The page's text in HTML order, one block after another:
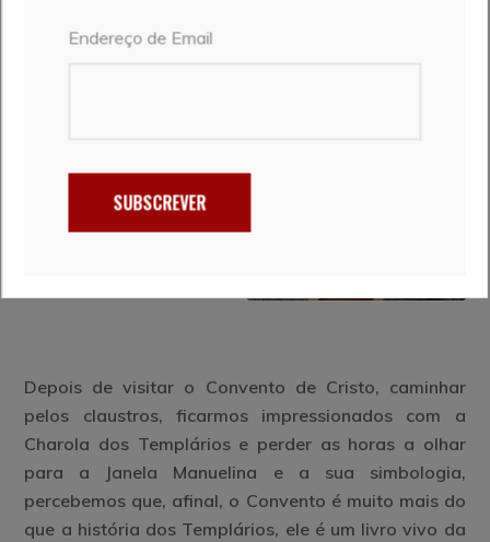
arquitetónicos, tornam o Convento uma “peça única”
Depois de visitar o Convento de Cristo, caminhar
pelos claustros, ficarmos impressionados com a
Charola dos Templários e perder as horas a olhar
para a Janela Manuelina e a sua simbologia,
percebemos que, afinal, o Convento é muito mais do
que a história dos Templários, ele é um livro vivo da
Endereço de Email
SUBSCREVER